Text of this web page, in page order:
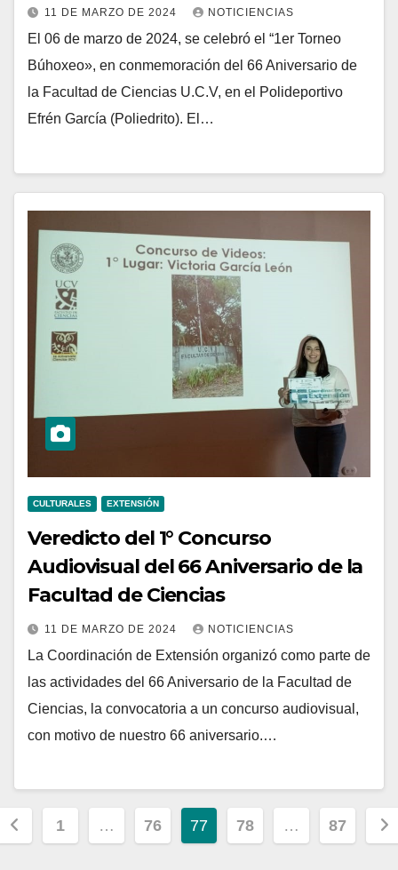
11 DE MARZO DE 2024 NOTICIENCIAS
El 06 de marzo de 2024, se celebró el “1er Torneo
Búhoxeo», en conmemoración del 66 Aniversario de
la Facultad de Ciencias U.C.V, en el Polideportivo
Efrén García (Poliedrito). El…
CULTURALES EXTENSIÓN
Veredicto del 1° Concurso
Audiovisual del 66 Aniversario de la
Facultad de Ciencias
11 DE MARZO DE 2024 NOTICIENCIAS
La Coordinación de Extensión organizó como parte de
las actividades del 66 Aniversario de la Facultad de
Ciencias, la convocatoria a un concurso audiovisual,
con motivo de nuestro 66 aniversario.…
1 … 76 77 78 … 87